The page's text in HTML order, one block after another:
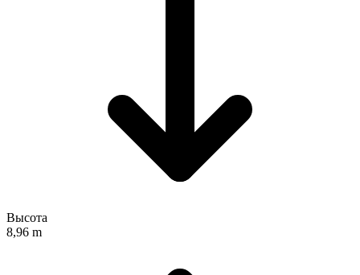
Высота
8,96 m